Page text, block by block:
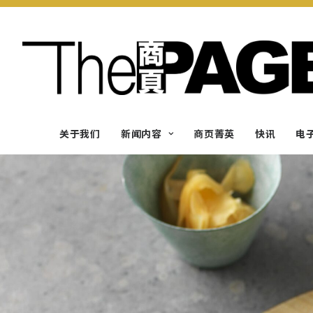
关于我们 新闻内容 商页菁英 快讯 电